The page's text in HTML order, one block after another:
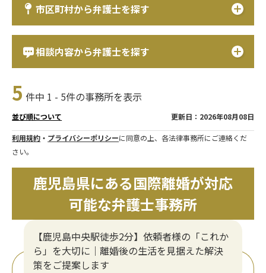
市区町村から弁護士を探す
相談内容から弁護士を探す
5 件中 1 - 5件の事務所を表示
並び順について 更新日：2026年08月08日
利用規約 ・ プライバシーポリシーに同意の上、各法律事務所にご連絡くだ
さい。
鹿児島県にある国際離婚が対応
可能な弁護士事務所
【鹿児島中央駅徒歩2分】依頼者様の「これか
ら」を大切に｜離婚後の生活を見据えた解決
策をご提案します